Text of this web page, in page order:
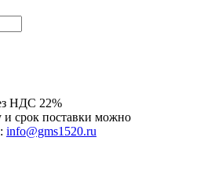
НДС 22%
срок поставки можно
info@gms1520.ru